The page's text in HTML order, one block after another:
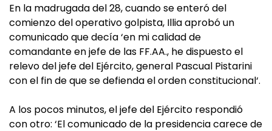
En la madrugada del 28, cuando se enteró del
comienzo del operativo golpista, Illia aprobó un
comunicado que decía ‘en mi calidad de
comandante en jefe de las FF.AA., he dispuesto el
relevo del jefe del Ejército, general Pascual Pistarini
con el fin de que se defienda el orden constitucional‘.
A los pocos minutos, el jefe del Ejército respondió
con otro: ‘El comunicado de la presidencia carece de